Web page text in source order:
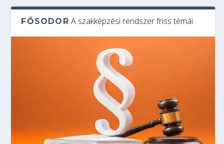
FŐSODOR A szakképzési rendszer friss témái